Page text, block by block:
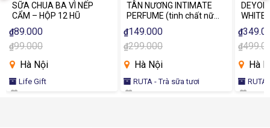
SỮA CHUA BA VÌ NẾP
CẨM – HỘP 12 HŨ
₫89.000
₫99.000
Hà Nội
Life Gift
TÂN NƯƠNG INTIMATE
PERFUME (tinh chất nữ
tính)
₫149.000
₫299.000
Hà Nội
RUTA - Trà sữa tươi
WHITE
₫
₫
Hà
RUTA